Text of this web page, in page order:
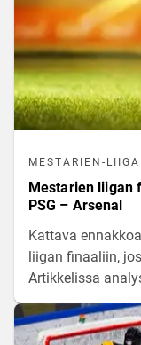
MESTARIEN-LIIGA
Mestarien liigan
PSG – Arsenal
Kattava
liigan finaaliin,
Artikkelissa
mahdollisia
seurajalkapallon